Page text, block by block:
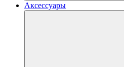
Аксессуары